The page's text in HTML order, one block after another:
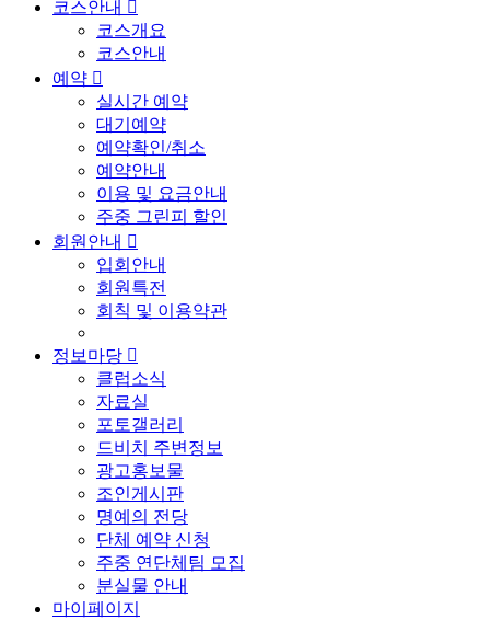
코스안내 
코스개요
코스안내
예약 
실시간 예약
대기예약
예약확인/취소
예약안내
이용 및 요금안내
주중 그린피 할인
회원안내 
입회안내
회원특전
회칙 및 이용약관
정보마당 
클럽소식
자료실
포토갤러리
드비치 주변정보
광고홍보물
조인게시판
명예의 전당
단체 예약 신청
주중 연단체팀 모집
분실물 안내
마이페이지